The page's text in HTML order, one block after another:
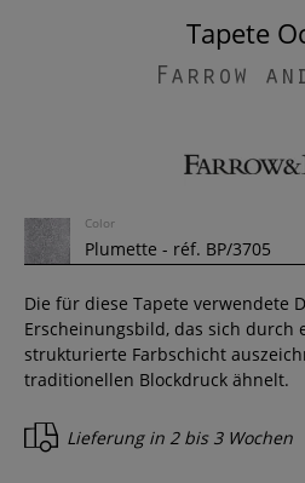
Tapete
Farrow
Color
Die für diese Tapete verwendete
Erscheinungsbild, das sich durch
strukturierte Farbschicht
traditionellen Blockdruck ähnelt.
Lieferung in 2 bis 3 Wochen